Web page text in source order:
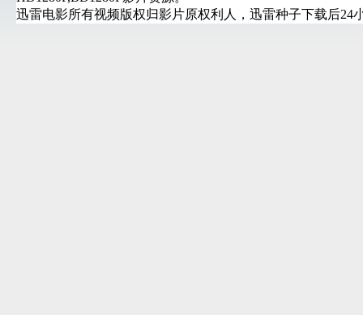
迅雷电影所有视频版权归影片原权利人，迅雷种子下载后